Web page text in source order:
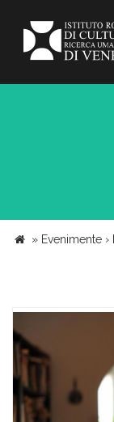
» Evenimente ›